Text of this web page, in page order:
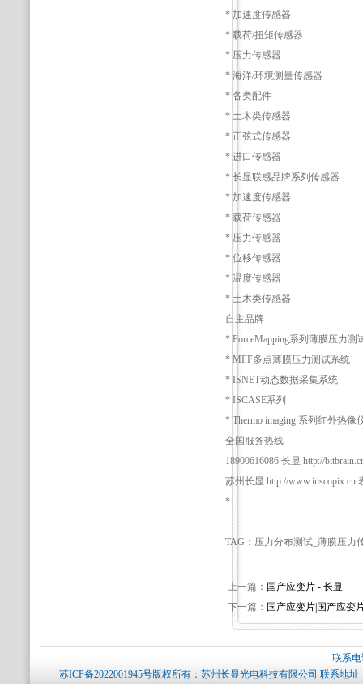
* 加速度传感器
* 载荷/扭矩传感器
* 压力传感器
* 海洋/环境测量传感器
* 各类配件
* 土木类传感器
* 正弦式传感器
* 进口传感器
* 长显联感品牌系列传感器
* 加速度传感器
* 载荷传感器
* 压力传感器
* 位移传感器
* 温度传感器
* 土木类传感器
自主品牌
* ForceMapping系列薄膜压力测
* MFF多点薄膜压力测试系统
* ISNET动态数据采集系统
* ISCASE系列
* Thermo imaging 系列红外热像
全国服务热线
18900616086 长显 http://
苏州长显 http://www.inscopix.cn
*
TAG：压力分布测试_薄膜压力
上一篇： 国产应变片 - 长显
下一篇： 国产应变片|国产应变
联系
苏ICP备2022001945号版权所有：苏州长显光电科技有限公司 联系地